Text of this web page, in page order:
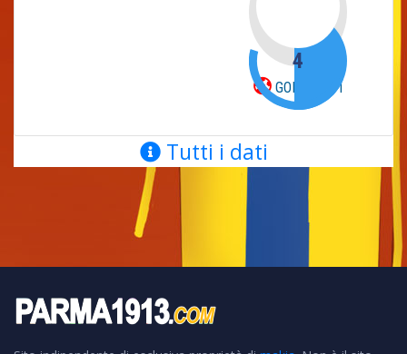
4
GOL SUBITI
Tutti i dati